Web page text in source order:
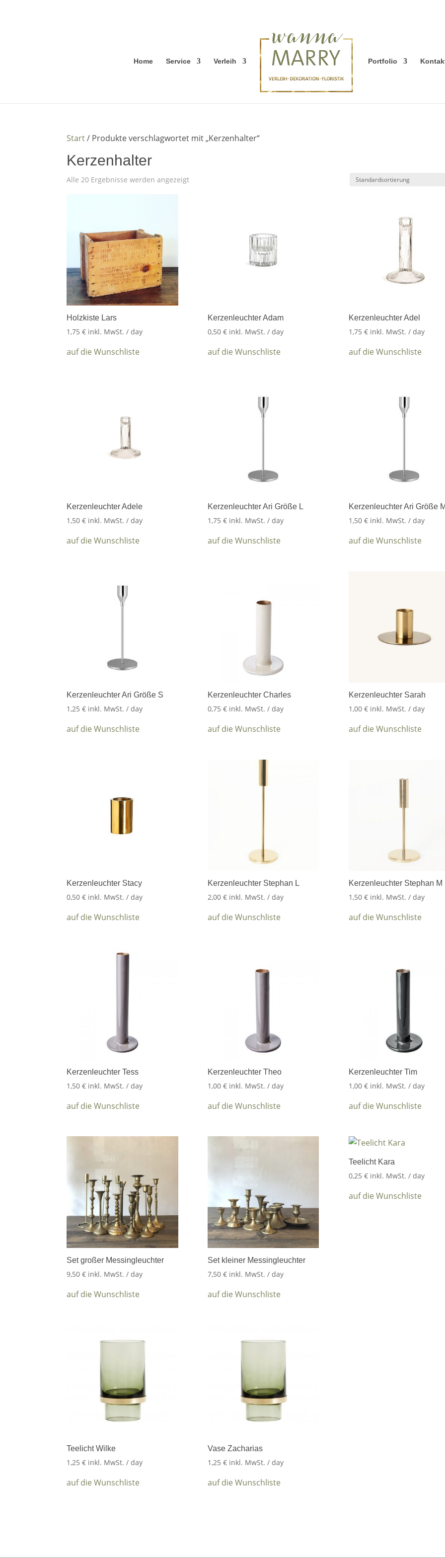
Home Service Verleih Portfolio
Start/ Produkte verschlagwortet mit „Kerzenhalter“
Kerzenhalter
Alle 20 Ergebnisse werden angezeigt
Holzkiste Lars
1,75€ inkl. MwSt. / day
auf die Wunschliste
Kerzenleuchter Adam
0,50 € inkl. MwSt. / day
auf die Wunschliste
Kerzenleuchter Adel
1,75 € inkl. MwSt. / day
auf die Wunschliste
Kerzenleuchter Adele
1,50€ inkl. MwSt. / day
auf die Wunschliste
Kerzenleuchter Ari Größe L
1,75 € inkl. MwSt. / day
auf die Wunschliste
Kerzenleuchter Ari Größe
1,50 € inkl. MwSt. / day
auf die Wunschliste
Kerzenleuchter Ari Größe S
1,25€ inkl. MwSt. / day
auf die Wunschliste
Kerzenleuchter Charles
0,75 € inkl. MwSt. / day
auf die Wunschliste
Kerzenleuchter Sarah
1,00 € inkl. MwSt. / day
auf die Wunschliste
Kerzenleuchter Stacy
0,50€ inkl. MwSt. / day
auf die Wunschliste
Kerzenleuchter Stephan L
2,00 € inkl. MwSt. / day
auf die Wunschliste
Kerzenleuchter Stephan M
1,50 € inkl. MwSt. / day
auf die Wunschliste
Kerzenleuchter Tess
1,50€ inkl. MwSt. / day
auf die Wunschliste
Kerzenleuchter Theo
1,00 € inkl. MwSt. / day
auf die Wunschliste
Kerzenleuchter Tim
1,00 € inkl. MwSt. / day
auf die Wunschliste
Set großer Messingleuchter
9,50€ inkl. MwSt. / day
auf die Wunschliste
Set kleiner Messingleuchter
7,50 € inkl. MwSt. / day
auf die Wunschliste
Teelicht Kara
0,25 € inkl. MwSt. / day
auf die Wunschliste
Teelicht Wilke
1,25€ inkl. MwSt. / day
auf die Wunschliste
Vase Zacharias
1,25 € inkl. MwSt. / day
auf die Wunschliste